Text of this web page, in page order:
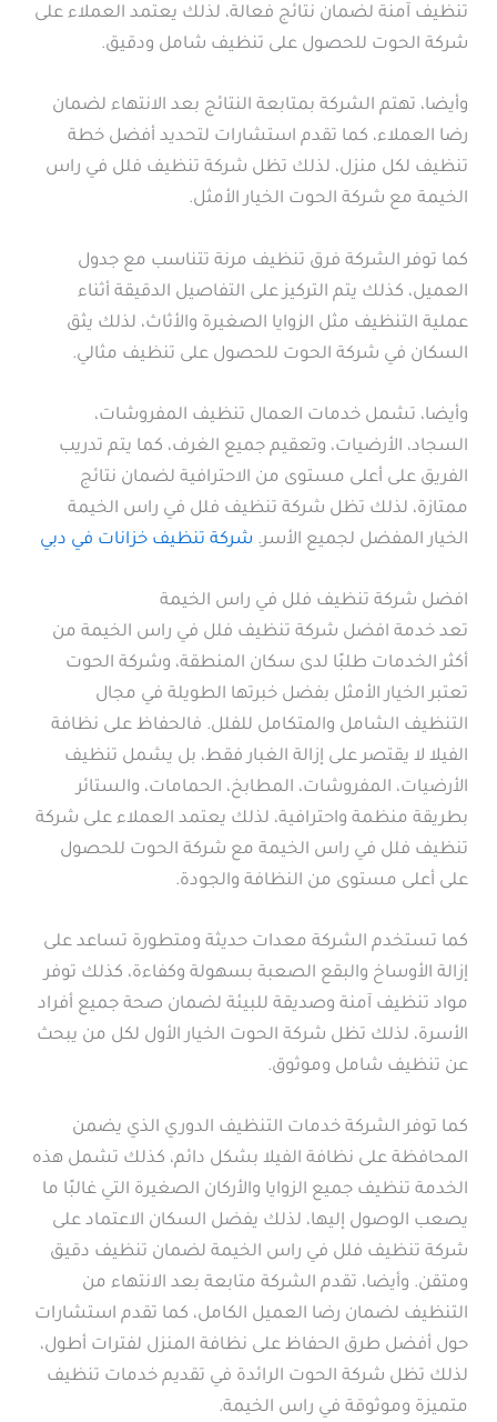
تنظيف آمنة لضمان نتائج فعالة، لذلك يعتمد العملاء على
شركة الحوت للحصول على تنظيف شامل ودقيق.
وأيضا، تهتم الشركة بمتابعة النتائج بعد الانتهاء لضمان
رضا العملاء، كما تقدم استشارات لتحديد أفضل خطة
تنظيف لكل منزل، لذلك تظل شركة تنظيف فلل في راس
الخيمة مع شركة الحوت الخيار الأمثل.
كما توفر الشركة فرق تنظيف مرنة تتناسب مع جدول
العميل، كذلك يتم التركيز على التفاصيل الدقيقة أثناء
عملية التنظيف مثل الزوايا الصغيرة والأثاث، لذلك يثق
السكان في شركة الحوت للحصول على تنظيف مثالي.
وأيضا، تشمل خدمات العمال تنظيف المفروشات،
السجاد، الأرضيات، وتعقيم جميع الغرف، كما يتم تدريب
الفريق على أعلى مستوى من الاحترافية لضمان نتائج
ممتازة، لذلك تظل شركة تنظيف فلل في راس الخيمة
الخيار المفضل لجميع الأسر. شركة تنظيف خزانات في دبي
افضل شركة تنظيف فلل في راس الخيمة
تعد خدمة افضل شركة تنظيف فلل في راس الخيمة من
أكثر الخدمات طلبًا لدى سكان المنطقة، وشركة الحوت
تعتبر الخيار الأمثل بفضل خبرتها الطويلة في مجال
التنظيف الشامل والمتكامل للفلل. فالحفاظ على نظافة
الفيلا لا يقتصر على إزالة الغبار فقط، بل يشمل تنظيف
الأرضيات، المفروشات، المطابخ، الحمامات، والستائر
بطريقة منظمة واحترافية، لذلك يعتمد العملاء على شركة
تنظيف فلل في راس الخيمة مع شركة الحوت للحصول
على أعلى مستوى من النظافة والجودة.
كما تستخدم الشركة معدات حديثة ومتطورة تساعد على
إزالة الأوساخ والبقع الصعبة بسهولة وكفاءة، كذلك توفر
مواد تنظيف آمنة وصديقة للبيئة لضمان صحة جميع أفراد
الأسرة، لذلك تظل شركة الحوت الخيار الأول لكل من يبحث
عن تنظيف شامل وموثوق.
كما توفر الشركة خدمات التنظيف الدوري الذي يضمن
المحافظة على نظافة الفيلا بشكل دائم، كذلك تشمل هذه
الخدمة تنظيف جميع الزوايا والأركان الصغيرة التي غالبًا ما
يصعب الوصول إليها، لذلك يفضل السكان الاعتماد على
شركة تنظيف فلل في راس الخيمة لضمان تنظيف دقيق
ومتقن. وأيضا، تقدم الشركة متابعة بعد الانتهاء من
التنظيف لضمان رضا العميل الكامل، كما تقدم استشارات
حول أفضل طرق الحفاظ على نظافة المنزل لفترات أطول،
لذلك تظل شركة الحوت الرائدة في تقديم خدمات تنظيف
متميزة وموثوقة في راس الخيمة.